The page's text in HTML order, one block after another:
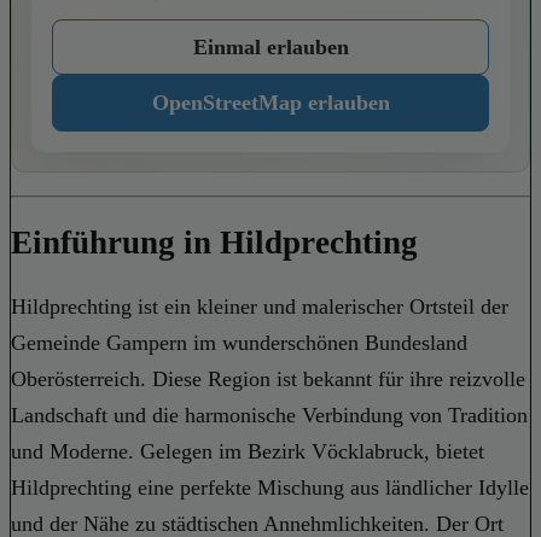
Einmal erlauben
OpenStreetMap erlauben
Einführung in Hildprechting
Hildprechting ist ein kleiner und malerischer Ortsteil der
Gemeinde Gampern im wunderschönen Bundesland
Oberösterreich. Diese Region ist bekannt für ihre reizvolle
Landschaft und die harmonische Verbindung von Tradition
und Moderne. Gelegen im Bezirk Vöcklabruck, bietet
Hildprechting eine perfekte Mischung aus ländlicher Idylle
und der Nähe zu städtischen Annehmlichkeiten. Der Ort